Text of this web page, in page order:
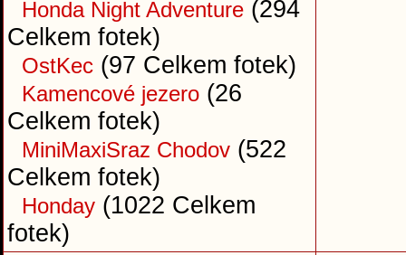
Honda Night Adventure (294
Celkem fotek)
OstKec (97 Celkem fotek)
Kamencové jezero (26
Celkem fotek)
MiniMaxiSraz Chodov (522
Celkem fotek)
Honday (1022 Celkem
fotek)